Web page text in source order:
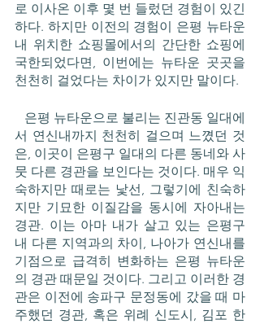
로 이사온 이후 몇 번 들렀던 경험이 있긴
하다. 하지만 이전의 경험이 은평 뉴타운
내 위치한 쇼핑몰에서의 간단한 쇼핑에
국한되었다면, 이번에는 뉴타운 곳곳을
천천히 걸었다는 차이가 있지만 말이다.
서 연신내까지 천천히 걸으며 느꼈던 것
은, 이곳이 은평구 일대의 다른 동네와 사
뭇 다른 경관을 보인다는 것이다. 매우 익
숙하지만 때로는 낯선, 그렇기에 친숙하
지만 기묘한 이질감을 동시에 자아내는
경관. 이는 아마 내가 살고 있는 은평구
내 다른 지역과의 차이, 나아가 연신내를
기점으로 급격히 변화하는 은평 뉴타운
의 경관 때문일 것이다. 그리고 이러한 경
관은 이전에 송파구 문정동에 갔을 때 마
주했던 경관, 혹은 위례 신도시, 김포 한